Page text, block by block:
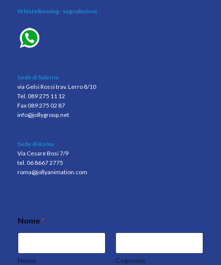
Whistelbowing- segnalazioni
Sede di Salerno
via Gelsi Rossi trav. Lerro 8/10
Tel. 089 275 11 12
Fax 089 275 02 87
info@jollygroup.net
Sede di Roma
Via Cesare Bosi 7/9
tel. 06 8667 2775
roma@jollyanimation.com
Nome*
Nome Cognome